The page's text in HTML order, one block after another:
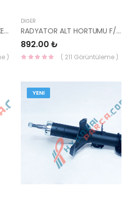
KAPI KOLU İÇ BAĞLANTISI (KEMİK) İ30 2012- 83665-A5000-HMC
)
DIĞER
RADYATOR ALT HORTUMU F/L CERATO 03-09 25412-2F700-HMC
892.00 ₺
( 211 Görüntüleme )
YENI